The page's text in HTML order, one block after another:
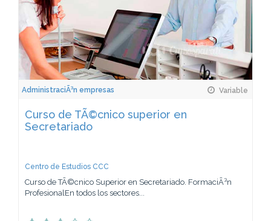
AdministraciÃ³n empresas Variable
Curso de TÃ©cnico superior en
Secretariado
Centro de Estudios CCC
Curso de TÃ©cnico Superior en Secretariado. FormaciÃ³n
ProfesionalEn todos los sectores...